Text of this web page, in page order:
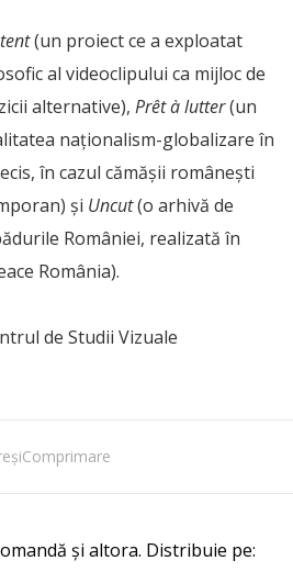
(un proiect ce a exploatat
al videoclipului ca mijloc de
alternative), Prêt à lutter(un
naționalism-globalizare în
în cazul cămășii românești
și Uncut(o arhivă de
României, realizată în
România).
de Studii Vizuale
și altora. Distribuie pe: